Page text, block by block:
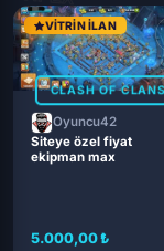
VITRIN İLAN
CLASH OF
Oyuncu42
Siteye özel fiyat
ekipman max
5.000,00 ₺